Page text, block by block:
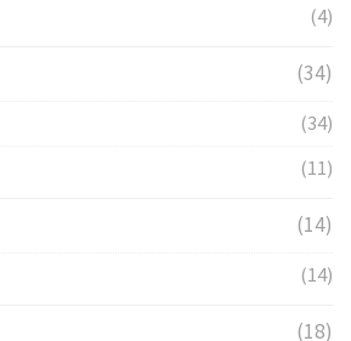
(4)
(34)
(34)
(11)
(14)
(14)
(18)